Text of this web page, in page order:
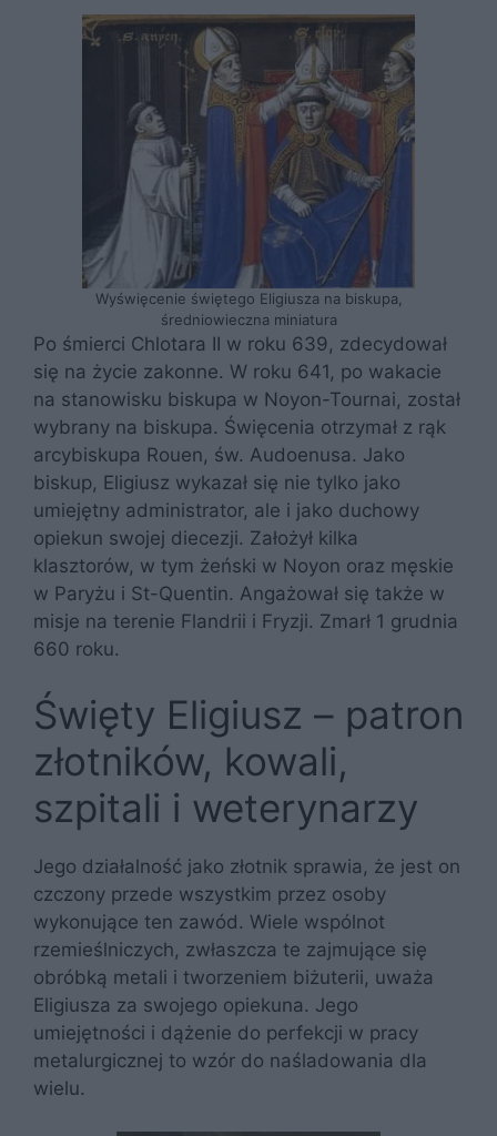
Wyświęcenie świętego Eligiusza na biskupa,
średniowieczna miniatura
Po śmierci Chlotara II w roku 639, zdecydował
się na życie zakonne. W roku 641, po wakacie
na stanowisku biskupa w Noyon-Tournai, został
wybrany na biskupa. Święcenia otrzymał z rąk
arcybiskupa Rouen, św. Audoenusa. Jako
biskup, Eligiusz wykazał się nie tylko jako
umiejętny administrator, ale i jako duchowy
opiekun swojej diecezji. Założył kilka
klasztorów, w tym żeński w Noyon oraz męskie
w Paryżu i St-Quentin. Angażował się także w
misje na terenie Flandrii i Fryzji. Zmarł 1 grudnia
660 roku.
Święty Eligiusz – patron
złotników, kowali,
szpitali i weterynarzy
Jego działalność jako złotnik sprawia, że jest on
czczony przede wszystkim przez osoby
wykonujące ten zawód. Wiele wspólnot
rzemieślniczych, zwłaszcza te zajmujące się
obróbką metali i tworzeniem biżuterii, uważa
Eligiusza za swojego opiekuna. Jego
umiejętności i dążenie do perfekcji w pracy
metalurgicznej to wzór do naśladowania dla
wielu.